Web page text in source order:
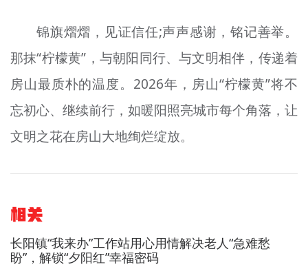
锦旗熠熠，见证信任;声声感谢，铭记善举。
那抹“柠檬黄”，与朝阳同行、与文明相伴，传递着
房山最质朴的温度。2026年，房山“柠檬黄”将不
忘初心、继续前行，如暖阳照亮城市每个角落，让
文明之花在房山大地绚烂绽放。
相关
长阳镇“我来办”工作站用心用情解决老人“急难愁
盼”，解锁“夕阳红”幸福密码